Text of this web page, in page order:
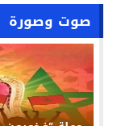
صوت وصورة